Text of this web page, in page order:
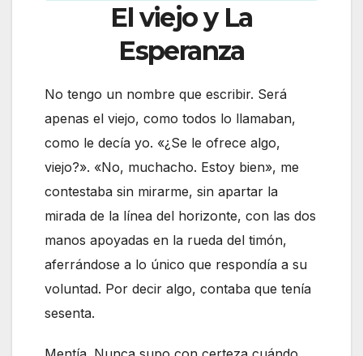
El viejo y La
Esperanza
No tengo un nombre que escribir. Será
apenas el viejo, como todos lo llamaban,
como le decía yo. «¿Se le ofrece algo,
viejo?». «No, muchacho. Estoy bien», me
contestaba sin mirarme, sin apartar la
mirada de la línea del horizonte, con las dos
manos apoyadas en la rueda del timón,
aferrándose a lo único que respondía a su
voluntad. Por decir algo, contaba que tenía
sesenta.